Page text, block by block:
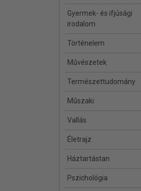
Gyermek- és ifjúsági
irodalom
Történelem
Művészetek
Természettudomány
Műszaki
Vallás
Életrajz
Háztartástan
Pszichológia